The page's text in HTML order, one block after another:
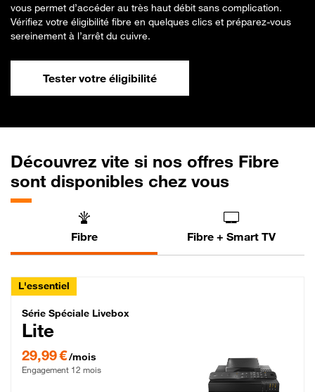
vous permet d’accéder au très haut débit sans complication.
Vérifiez votre éligibilité fibre en quelques clics et préparez-vous
sereinement à l’arrêt du cuivre.
Tester votre éligibilité
Découvrez vite si nos offres Fibre
sont disponibles chez vous
Fibre Fibre + Smart TV
L'essentiel
Série Spéciale Livebox Lite Fibre
Série Spéciale Livebox
Lite
29,99 €/mois
Engagement 12 mois